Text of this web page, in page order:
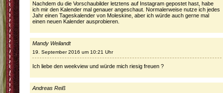
Nachdem du die Vorschaubilder letztens auf Instagram gepostet hast, habe
ich mir den Kalender mal genauer angeschaut. Normalerweise nutze ich jedes
Jahr einen Tageskalender von Moleskine, aber ich würde auch gerne mal
einen neuen Kalender ausprobieren.
Mandy Weilandt
19. September 2016 um 10:21 Uhr
Ich liebe den weekview und würde mich riesig freuen ?
Andreas Reiß